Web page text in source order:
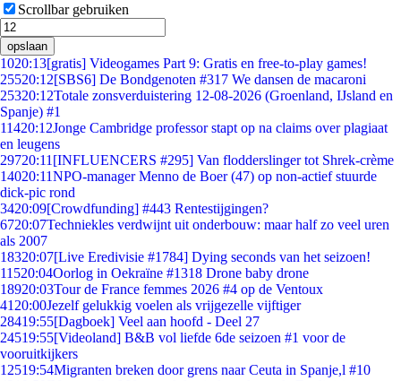
Scrollbar gebruiken
opslaan
1020:13[gratis] Videogames Part 9: Gratis en free-to-play games!
25520:12[SBS6] De Bondgenoten #317 We dansen de macaroni
25320:12Totale zonsverduistering 12-08-2026 (Groenland, IJsland en
Spanje) #1
11420:12Jonge Cambridge professor stapt op na claims over plagiaat
en leugens
29720:11 [INFLUENCERS #295] Van flodderslinger tot Shrek-crème
14020:11NPO-manager Menno de Boer (47) op non-actief stuurde
dick-pic rond
3420:09[Crowdfunding] #443 Rentestijgingen?
6720:07Techniekles verdwijnt uit onderbouw: maar half zo veel uren
als 2007
18320:07[Live Eredivisie #1784] Dying seconds van het seizoen!
11520:04Oorlog in Oekraïne #1318 Drone baby drone
18920:03Tour de France femmes 2026 #4 op de Ventoux
41 20:00Jezelf gelukkig voelen als vrijgezelle vijftiger
28419:55[Dagboek] Veel aan hoofd - Deel 27
24519:55[Videoland] B&B vol liefde 6de seizoen #1 voor de
vooruitkijkers
12519:54Migranten breken door grens naar Ceuta in Spanje,l #10